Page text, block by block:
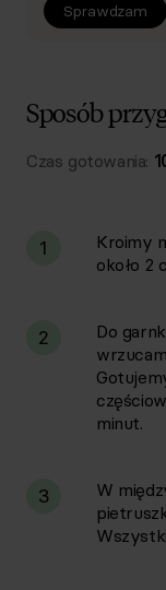
Sprawdzam
Sposób
Czas gotowania:
1
Kroimy
około 2
2
Do
minut.
3
W